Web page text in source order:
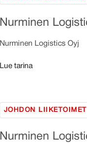
Nurminen
Nurminen Logistics
Lue tarina
JOHDON LIIKETOIMET
Nurminen